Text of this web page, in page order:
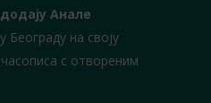
Анале
Београду на своју
с отвореним